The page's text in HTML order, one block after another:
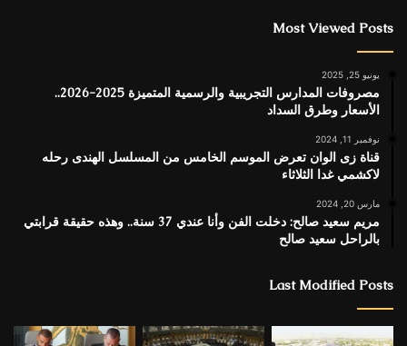
Most Viewed Posts
يونيو 25, 2025
مصروفات المدارس التجريبية والرسمية المتميزة 2025-2026..
الأسعار وطرق السداد
نوفمبر 11, 2024
قناة زى الوان تعرض الموسم الخامس من المسلسل الهندى رحله
لاكشمي غدا الثلاثاء
مارس 20, 2024
مريم سعيد صالح: دخلت الفن وأنا عندي 37 سنة.. وهذه حقيقة قرابتي
بالراحل سعيد صالح
Last Modified Posts